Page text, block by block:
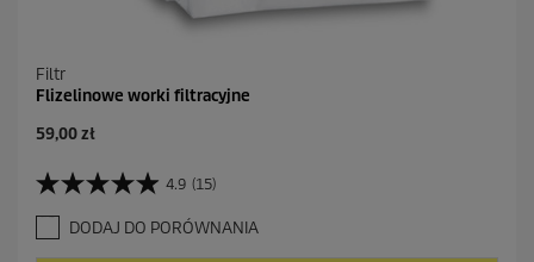
Filtr
Flizelinowe worki filtracyjne
A
t
u
a
l
59,00 zł
4.9 (15)
4
.
9
n
DODAJ DO PORÓWNANIA